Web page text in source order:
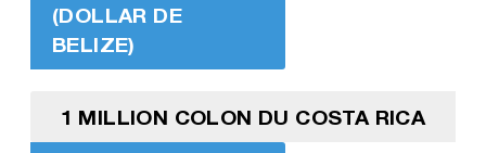
(DOLLAR DE
BELIZE)
1 MILLION COLON DU COSTA RICA